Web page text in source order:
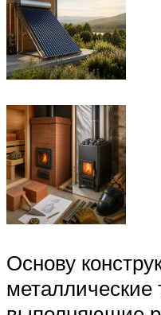
Основу
металлические